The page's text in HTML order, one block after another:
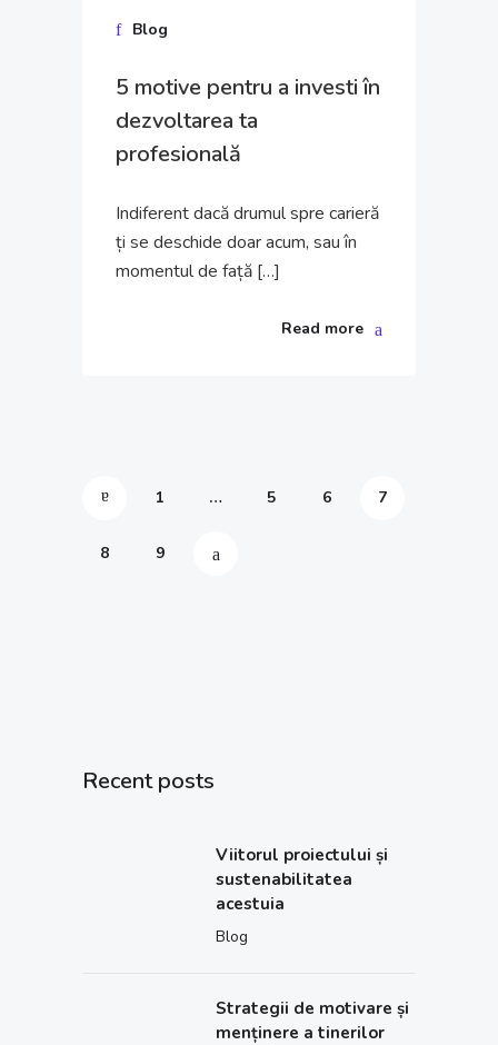
Blog
5 motive pentru a investi în
dezvoltarea ta
profesională
Indiferent dacă drumul spre carieră
ți se deschide doar acum, sau în
momentul de față […]
Read more
1 … 5 6 7
8 9
Recent posts
Viitorul proiectului și
sustenabilitatea
acestuia
Blog
Strategii de motivare și
menținere a tinerilor